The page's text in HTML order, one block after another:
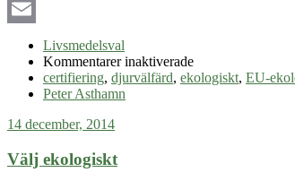
LinkedIn
Livsmedelsval
Kommentarer inaktiveradeför
KRAV
certifiering, djurvälfärd, ekologiskt, EU-
Peter Asthamn
14 december, 2014
Välj ekologiskt